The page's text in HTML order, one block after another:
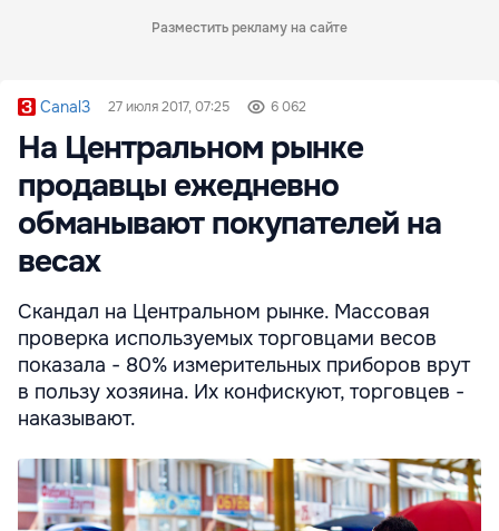
Разместить рекламу на сайте
Canal3 27 июля 2017, 07:25 6 062
На Центральном рынке
продавцы ежедневно
обманывают покупателей на
весах
Скандал на Центральном рынке. Массовая
проверка используемых торговцами весов
показала - 80% измерительных приборов врут
в пользу хозяина. Их конфискуют, торговцев -
наказывают.